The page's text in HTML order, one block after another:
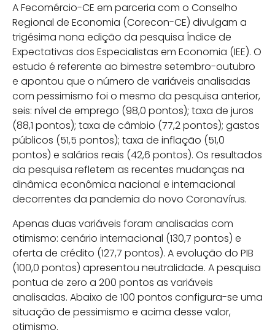
A Fecomércio-CE em parceria com o Conselho
Regional de Economia (Corecon-CE) divulgam a
trigésima nona edição da pesquisa Índice de
Expectativas dos Especialistas em Economia (IEE). O
estudo é referente ao bimestre setembro-outubro
e apontou que o número de variáveis analisadas
com pessimismo foi o mesmo da pesquisa anterior,
seis: nível de emprego (98,0 pontos); taxa de juros
(88,1 pontos); taxa de câmbio (77,2 pontos); gastos
públicos (51,5 pontos); taxa de inflação (51,0
pontos) e salários reais (42,6 pontos). Os resultados
da pesquisa refletem as recentes mudanças na
dinâmica econômica nacional e internacional
decorrentes da pandemia do novo Coronavírus.
Apenas duas variáveis foram analisadas com
otimismo: cenário internacional (130,7 pontos) e
oferta de crédito (127,7 pontos). A evolução do PIB
(100,0 pontos) apresentou neutralidade. A pesquisa
pontua de zero a 200 pontos as variáveis
analisadas. Abaixo de 100 pontos configura-se uma
situação de pessimismo e acima desse valor,
otimismo.